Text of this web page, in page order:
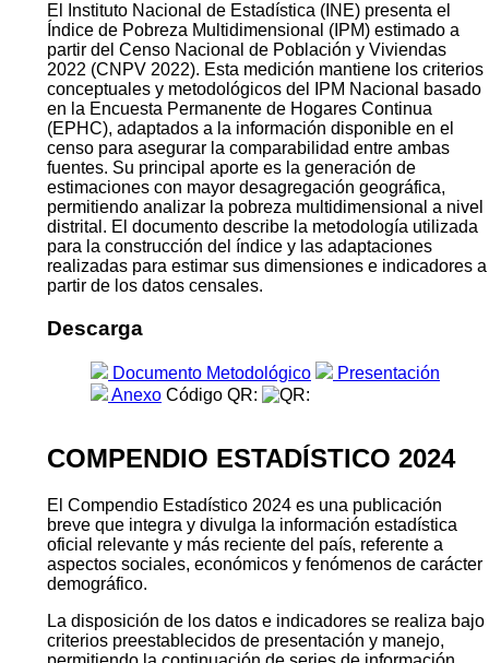
El Instituto Nacional de Estadística (INE) presenta el
Índice de Pobreza Multidimensional (IPM) estimado a
partir del Censo Nacional de Población y Viviendas
2022 (CNPV 2022). Esta medición mantiene los criterios
conceptuales y metodológicos del IPM Nacional basado
en la Encuesta Permanente de Hogares Continua
(EPHC), adaptados a la información disponible en el
censo para asegurar la comparabilidad entre ambas
fuentes. Su principal aporte es la generación de
estimaciones con mayor desagregación geográfica,
permitiendo analizar la pobreza multidimensional a nivel
distrital. El documento describe la metodología utilizada
para la construcción del índice y las adaptaciones
realizadas para estimar sus dimensiones e indicadores a
partir de los datos censales.
Descarga
Documento Metodológico
Presentación
Anexo Código QR:
COMPENDIO ESTADÍSTICO 2024
El Compendio Estadístico 2024 es una publicación
breve que integra y divulga la información estadística
oficial relevante y más reciente del país, referente a
aspectos sociales, económicos y fenómenos de carácter
demográfico.
La disposición de los datos e indicadores se realiza bajo
criterios preestablecidos de presentación y manejo,